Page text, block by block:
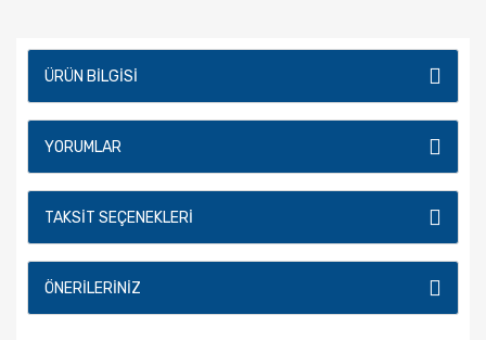
ÜRÜN BILGISI
YORUMLAR
TAKSIT SEÇENEKLERI
ÖNERILERINIZ